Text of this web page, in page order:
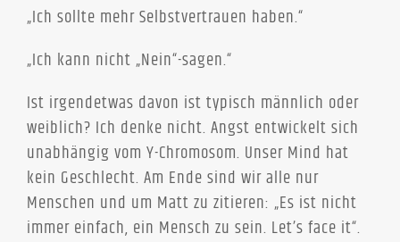
„Ich sollte mehr Selbstvertrauen haben.“
„Ich kann nicht „Nein“-sagen.“
Ist irgendetwas davon ist typisch männlich oder
weiblich? Ich denke nicht. Angst entwickelt sich
unabhängig vom Y-Chromosom. Unser Mind hat
kein Geschlecht. Am Ende sind wir alle nur
Menschen und um Matt zu zitieren: „Es ist nicht
immer einfach, ein Mensch zu sein. Let’s face it“.